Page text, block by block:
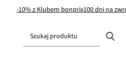
-10% z Klubem bonprix100 dni na
Szukaj produktu